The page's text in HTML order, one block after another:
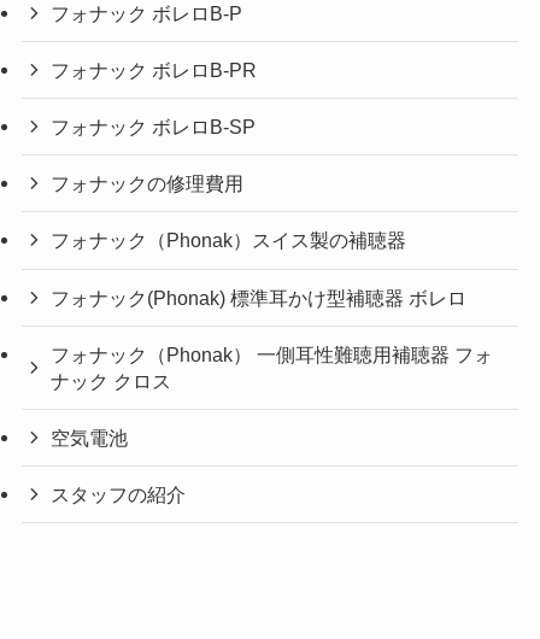
フォナック ボレロB-P
フォナック ボレロB-PR
フォナック ボレロB-SP
フォナックの修理費用
フォナック（Phonak）スイス製の補聴器
フォナック(Phonak) 標準耳かけ型補聴器 ボレロ
フォナック（Phonak） 一側耳性難聴用補聴器 フォ
ナック クロス
空気電池
スタッフの紹介